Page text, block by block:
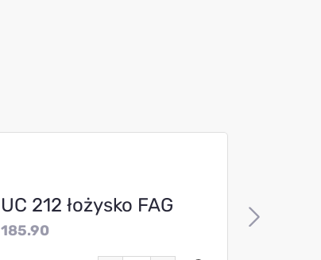
UC 212 łożysko FAG
185.90